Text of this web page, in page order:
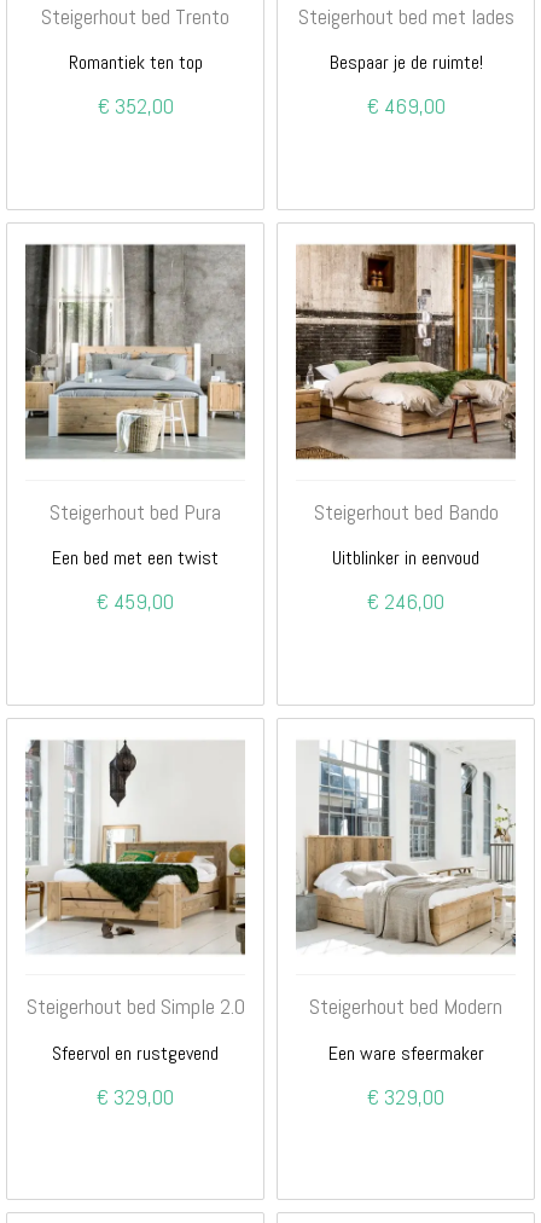
Steigerhout bed Trento
Romantiek ten top
€ 352,00
Steigerhout bed met lades
Bespaar je de ruimte!
€ 469,00
Steigerhout bed Pura
Een bed met een twist
€ 459,00
Steigerhout bed Bando
Uitblinker in eenvoud
€ 246,00
Steigerhout bed Simple 2.0
Sfeervol en rustgevend
€ 329,00
Steigerhout bed Modern
Een ware sfeermaker
€ 329,00